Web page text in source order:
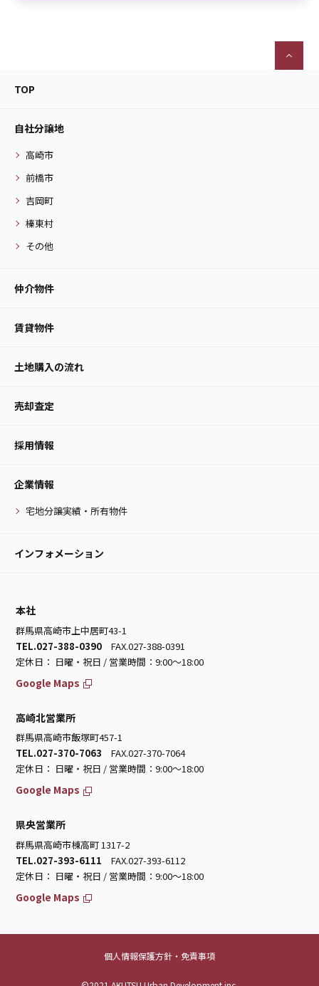
TOP
自社分譲地
高崎市
前橋市
吉岡町
榛東村
その他
仲介物件
賃貸物件
土地購入の流れ
売却査定
採用情報
企業情報
宅地分譲実績・所有物件
インフォメーション
本社
群馬県高崎市上中居町43-1
TEL.027-388-0390 FAX.027-388-0391
定休日： 日曜・祝日 / 営業時間：9:00～18:00
Google Maps
高崎北営業所
群馬県高崎市飯塚町457-1
TEL.027-370-7063 FAX.027-370-7064
定休日： 日曜・祝日 / 営業時間：9:00～18:00
Google Maps
県央営業所
群馬県高崎市棟高町 1317-2
TEL.027-393-6111 FAX.027-393-6112
定休日： 日曜・祝日 / 営業時間：9:00～18:00
Google Maps
個人情報保護方針・免責事項